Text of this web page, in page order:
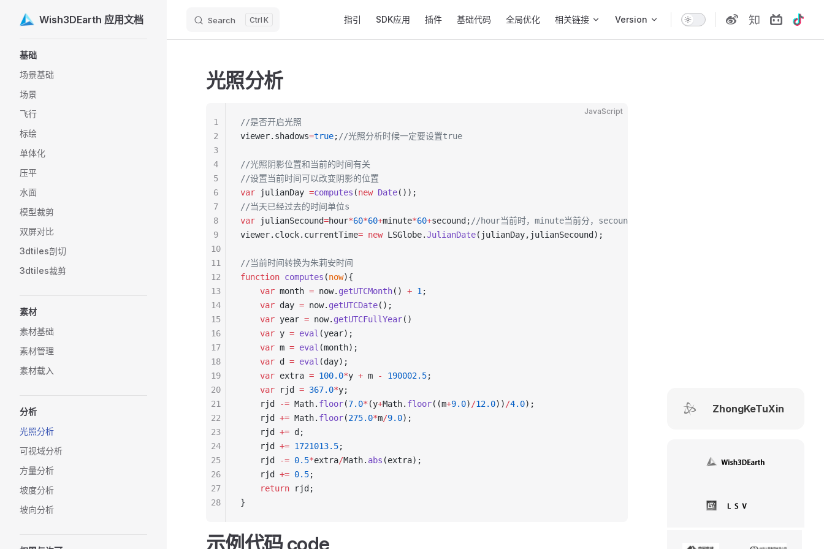
Skip to content
Wish3DEarth 应用文档 Search K 指引 SDK应用 插件 基础代码 全局优化 相关链接 Version
基础
场景基础
场景
飞行
标绘
单体化
压平
水面
模型裁剪
双屏对比
3dtiles剖切
3dtiles裁剪
素材
素材基础
素材管理
素材载入
分析
光照分析
可视域分析
方量分析
坡度分析
坡向分析
ZhongKeTuXin
Wish3DEarth
LSV
光照分析
JavaScript
//是否开启光照
viewer.shadows=true; //光照分析时候一定要设置true
//光照阴影位置和当前的时间有关
//设置当前时间可以改变阴影的位置
var julianDay =computes (new Date());
//当天已经过去的时间单位s
var julianSecound=hour*60*60+minute*60+secound; //hour当前时，minute当前分，secound当前秒
viewer.clock.currentTime= new LSGlobe.JulianDate(julianDay,julianSecound);
//当前时间转换为朱莉安时间
function computes (now){
    var
month = now. getUTCMonth() + 1 ;
    var
day = now. getUTCDate();
    var
year = now. getUTCFullYear()
    var
y = eval (year);
    var
m = eval (month);
    var
d = eval (day);
    var
extra = 100.0*y + m - 190002.5;
    var
rjd = 367.0*y;
    rjd
-= Math. floor(7.0* (y+Math. floor((m+9.0) /12.0)) /4.0);
    rjd
+= Math. floor(275.0*m/9.0);
    rjd
+= d;
    rjd
+= 1721013.5;
    rjd
-= 0.5*extra/Math. abs (extra);
    rjd
+= 0.5;
    return
rjd;
}
1
2
3
4
5
6
7
8
9
10
11
12
13
14
15
16
17
18
19
20
21
22
23
24
25
26
27
28
示例代码 code